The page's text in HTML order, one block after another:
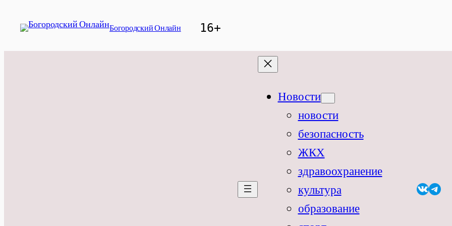
Богородский Онлайн 16+
Новости
новости
безопасность
ЖКХ
здравоохранение
культура
образование
VK